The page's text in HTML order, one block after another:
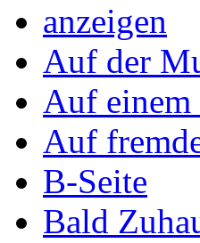
Auf der
Auf
Auf
B-Seite
Bald